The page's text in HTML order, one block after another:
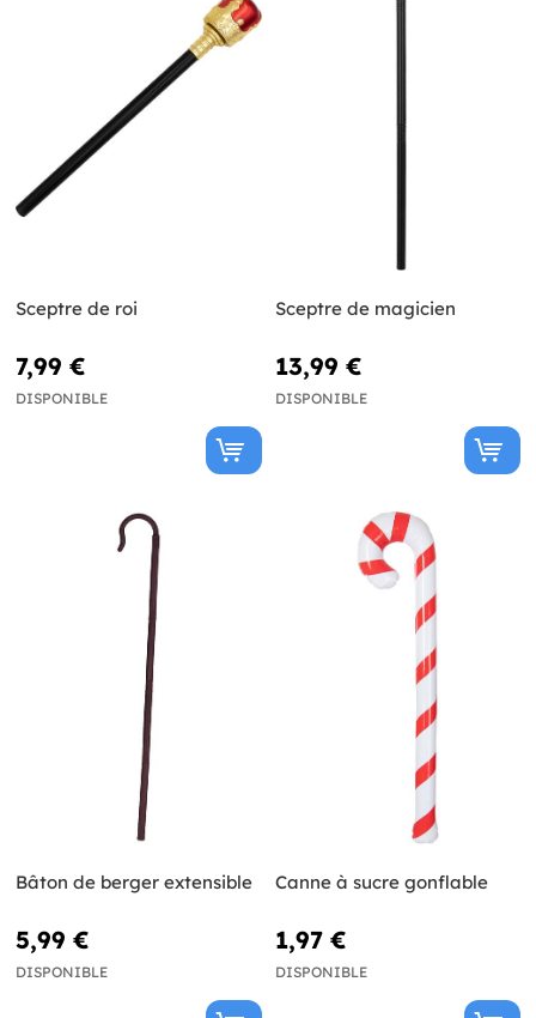
Sceptre de roi
7,99 €
DISPONIBLE
Sceptre de magicien
13,99 €
DISPONIBLE
Bâton de berger extensible
5,99 €
DISPONIBLE
Canne à sucre gonflable
1,97 €
DISPONIBLE